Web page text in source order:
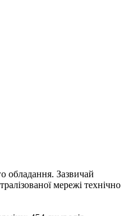
обладання. Зазвичай
мережі технічно